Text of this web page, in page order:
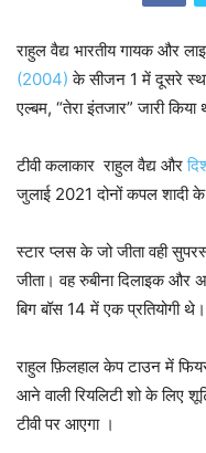
राहुल वैद्य भारतीय गायक और
(2004) के सीजन 1 में दूसरे
एल्बम, “तेरा इंतजार” जारी
टीवी कलाकार राहुल वैद्य और
जुलाई 2021 दोनों कपल शादी
स्टार प्लस के जो जीता वही
जीता। वह रुबीना दिलाइक और
बिग बॉस 14 में एक प्रतियोगी थे।
राहुल फ़िलहाल केप टाउन में
आने वाली रियलिटी शो के लिए
टीवी पर आएगा ।